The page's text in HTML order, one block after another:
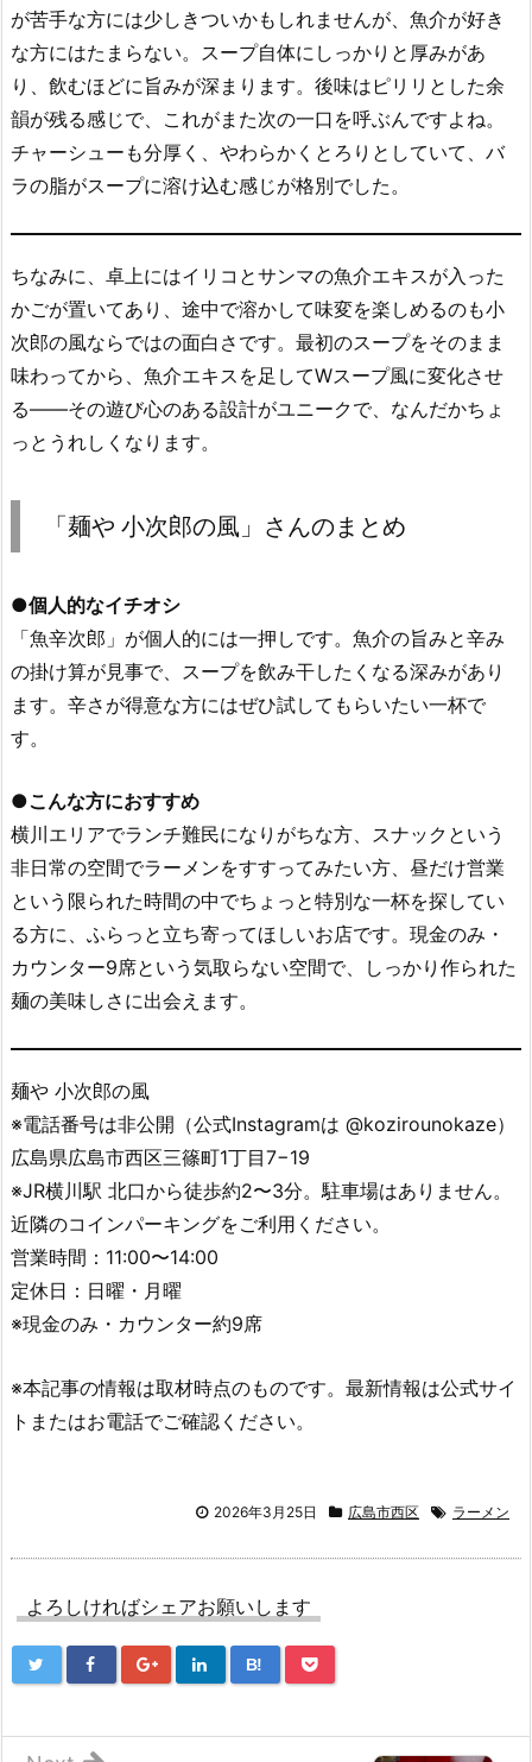
が苦手な方には少しきついかもしれませんが、魚介が好き
な方にはたまらない。スープ自体にしっかりと厚みがあ
り、飲むほどに旨みが深まります。後味はピリリとした余
韻が残る感じで、これがまた次の一口を呼ぶんですよね。
チャーシューも分厚く、やわらかくとろりとしていて、バ
ラの脂がスープに溶け込む感じが格別でした。
ちなみに、卓上にはイリコとサンマの魚介エキスが入った
かごが置いてあり、途中で溶かして味変を楽しめるのも小
次郎の風ならではの面白さです。最初のスープをそのまま
味わってから、魚介エキスを足してWスープ風に変化させ
る——その遊び心のある設計がユニークで、なんだかちょ
っとうれしくなります。
「麺や 小次郎の風」さんのまとめ
●個人的なイチオシ
「魚辛次郎」が個人的には一押しです。魚介の旨みと辛み
の掛け算が見事で、スープを飲み干したくなる深みがあり
ます。辛さが得意な方にはぜひ試してもらいたい一杯で
す。
●こんな方におすすめ
横川エリアでランチ難民になりがちな方、スナックという
非日常の空間でラーメンをすすってみたい方、昼だけ営業
という限られた時間の中でちょっと特別な一杯を探してい
る方に、ふらっと立ち寄ってほしいお店です。現金のみ・
カウンター9席という気取らない空間で、しっかり作られた
麺の美味しさに出会えます。
麺や 小次郎の風
※電話番号は非公開（公式Instagramは @kozirounokaze）
広島県広島市西区三篠町1丁目7−19
※JR横川駅 北口から徒歩約2〜3分。駐車場はありません。
近隣のコインパーキングをご利用ください。
営業時間：11:00〜14:00
定休日：日曜・月曜
※現金のみ・カウンター約9席
※本記事の情報は取材時点のものです。最新情報は公式サイ
トまたはお電話でご確認ください。
2026年3月25日 広島市西区 ラーメン
よろしければシェアお願いします
B!